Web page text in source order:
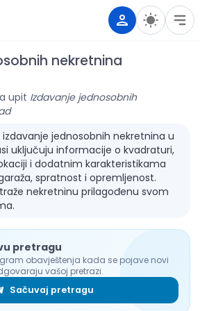
nekretnina
upit Izdavanje jednosobnih
jednosobnih nekretnina u
uključuju informacije o kvadraturi,
i dodatnim karakteristikama
spratnost i opremljenost.
nekretninu prilagođenu svom
pretragu
obavještenja kada se pojave novi
vašoj pretrazi.
Sačuvaj pretragu